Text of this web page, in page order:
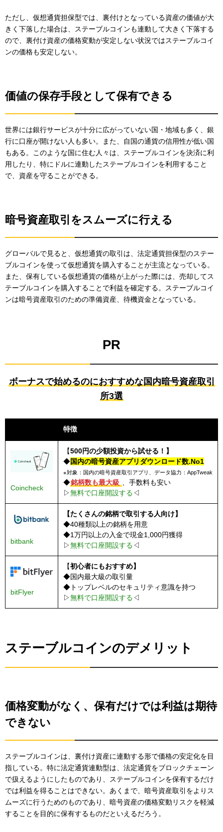
ただし、仮想通貨担保型では、裏付けとなっている資産の価値が大
きく下落した場合は、ステーブルコインも連動して大きく下落する
ので、裏付け資産の価格変動が安定しない状況ではステーブルコイ
ンの価格も安定しない。
価値の保存手段として保有できる
世界には銀行サービスが十分に広がっていない国・地域も多く、銀
行に口座が開けない人も多い。また、自国の通貨の信用性が低い国
もある。このような国に住む人々は、ステーブルコインを決済に利
用したり、特にドルに連動したステーブルコインを利用すること
で、資産を守ることができる。
暗号資産取引をスムーズに行える
グローバルで見ると、仮想通貨の取引は、法定通貨担保型のステー
ブルコインを使って仮想通貨を購入することが主流となっている。
また、保有している仮想通貨の価格が上がった際には、売却してス
テーブルコインを購入することで利益を確定する。ステーブルコイ
ンは暗号資産取引のための準備資産、待機資金となっている。
PR
ボーナスで始めるのにおすすめな国内暗号資産取引
所3選
特徴
Coincheck
【500円の少額投資から試せる！】
◆国内の暗号資産アプリダウンロード数.No1
※対象：国内の暗号資産取引アプリ、データ協力：AppTweak
◆銘柄数も最大級
、手数料も安い
▷無料で口座開設する ◁
bitbank
【たくさんの銘柄で取引する人向け】
◆40種類以上の銘柄を用意
◆1万円以上の入金で現金1,000円獲得
▷無料で口座開設する ◁
bitFlyer
【初心者にもおすすめ】
◆国内最大級の取引量
◆トップレベルのセキュリティ意識を持つ
▷無料で口座開設する ◁
ステーブルコインのデメリット
価格変動がなく、保有だけでは利益は期待
できない
ステーブルコインは、裏付け資産に連動する形で価格の安定化を目
指している。特に法定通貨連動型は、法定通貨をブロックチェーン
で扱えるようにしたものであり、ステーブルコインを保有するだけ
では利益を得ることはできない。あくまで、暗号資産取引をよりス
ムーズに行うためのものであり、暗号資産の価格変動リスクを軽減
することを目的に保有するものだといえるだろう。